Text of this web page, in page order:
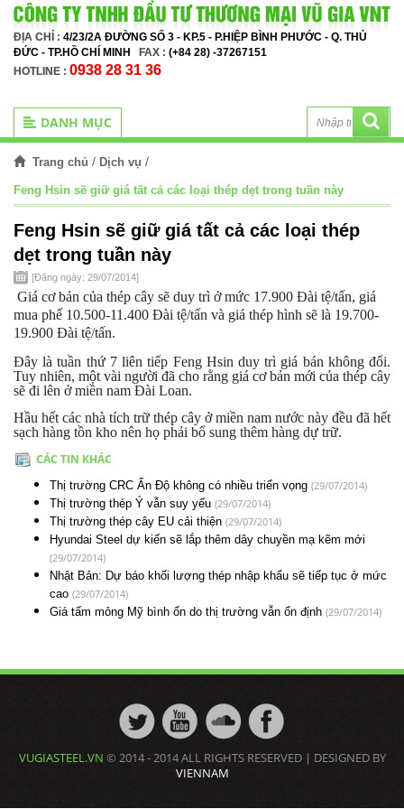
ĐỊA CHỈ : 4/23/2A ĐƯỜNG SỐ 3 - KP.5 - P.HIỆP BÌNH PHƯỚC - Q. THỦ
ĐỨC - TP.HỒ CHÍ MINH
FAX : (+84 28) -37267151
HOTLINE : 0938 28 31 36
DANH MỤC
Trang chủ / Dịch vụ /
Feng Hsin sẽ giữ giá tất cả các loại thép dẹt trong tuần này
Feng Hsin sẽ giữ giá tất cả các loại thép
dẹt trong tuần này
[Đăng ngày: 29/07/2014]
Giá cơ bản của thép cây sẽ duy trì ở mức 17.900 Đài tệ/tấn, giá
mua phế 10.500-11.400 Đài tệ/tấn và giá thép hình sẽ là 19.700-
19.900 Đài tệ/tấn.
Đây là tuần thứ 7 liên tiếp Feng Hsin duy trì giá bán không đổi.
Tuy nhiên, một vài người đã cho rằng giá cơ bản mới của thép cây
sẽ đi lên ở miền nam Đài Loan.
Hầu hết các nhà tích trữ thép cây ở miền nam nước này đều đã hết
sạch hàng tồn kho nên họ phải bổ sung thêm hàng dự trữ.
CÁC TIN KHÁC
Thị trường CRC Ấn Độ không có nhiều triển vọng (29/07/2014)
Thị trường thép Ý vẫn suy yếu (29/07/2014)
Thị trường thép cây EU cải thiện (29/07/2014)
Hyundai Steel dự kiến sẽ lắp thêm dây chuyền mạ kẽm mới
(29/07/2014)
Nhật Bản: Dự báo khối lượng thép nhập khẩu sẽ tiếp tục ở mức
cao (29/07/2014)
Giá tấm mỏng Mỹ bình ổn do thị trường vẫn ổn định (29/07/2014)
VUGIASTEEL.VN © 2014 - 2014 ALL RIGHTS RESERVED | DESIGNED BY
VIENNAM